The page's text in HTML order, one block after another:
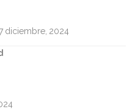
diciembre, 2024